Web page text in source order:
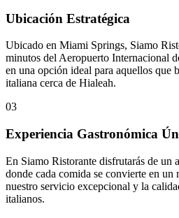
Ubicación Estratégica
Ubicado en Miami Springs, Siamo
minutos del Aeropuerto Internacional
en una opción ideal para aquellos que
italiana cerca de Hialeah.
03
Experiencia Gastronómica
En Siamo Ristorante disfrutarás de un
donde cada comida se convierte en un
nuestro servicio excepcional y la
italianos.